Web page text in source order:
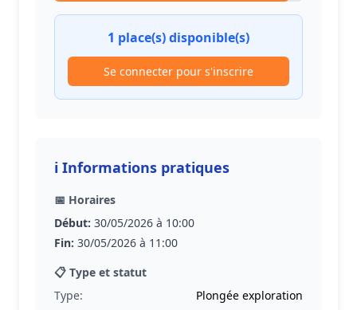
1 place(s) disponible(s)
Se connecter pour s'inscrire
ℹ️ Informations pratiques
📅 Horaires
Début: 30/05/2026 à 10:00
Fin: 30/05/2026 à 11:00
📋 Type et statut
Type:
Plongée exploration